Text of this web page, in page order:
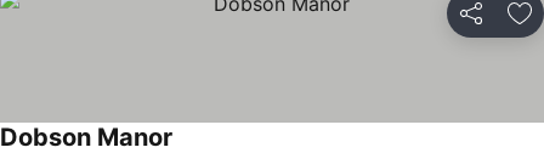
Compartir
Dobson Manor